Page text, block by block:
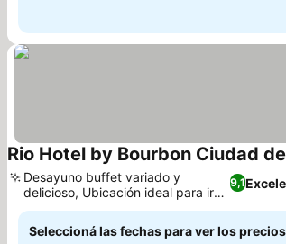
Rio Hotel by Bourbon Ciudad
9,1
Desayuno buffet variado y
delicioso, Ubicación ideal para ir
de compras
Seleccioná las fechas para ver los